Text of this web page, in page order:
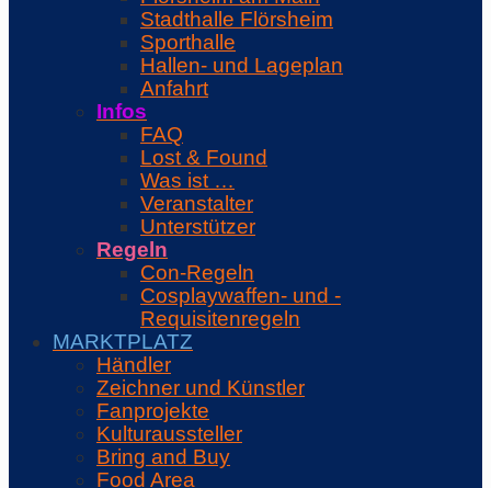
Stadthalle Flörsheim
Sporthalle
Hallen- und Lageplan
Anfahrt
Infos
FAQ
Lost & Found
Was ist …
Veranstalter
Unterstützer
Regeln
Con-Regeln
Cosplaywaffen- und -
Requisitenregeln
MARKTPLATZ
Händler
Zeichner und Künstler
Fanprojekte
Kulturaussteller
Bring and Buy
Food Area